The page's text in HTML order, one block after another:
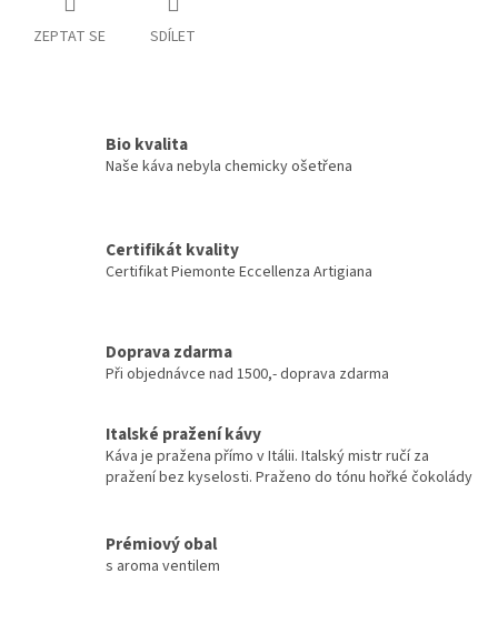
ZEPTAT SE SDÍLET
Bio kvalita
Naše káva nebyla chemicky ošetřena
Certifikát kvality
Certifikat Piemonte Eccellenza Artigiana
Doprava zdarma
Při objednávce nad 1500,- doprava zdarma
Italské pražení kávy
Káva je pražena přímo v Itálii. Italský mistr ručí za
pražení bez kyselosti. Praženo do tónu hořké čokolády
Prémiový obal
s aroma ventilem